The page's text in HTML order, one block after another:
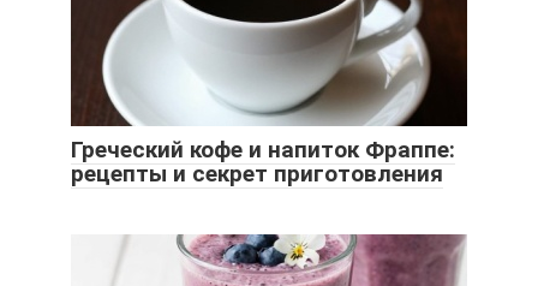
Греческий кофе и напиток Фраппе:
рецепты и секрет приготовления